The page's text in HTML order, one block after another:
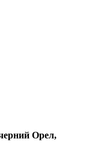
Орел,